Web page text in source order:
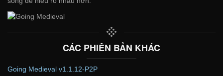
CÁC PHIÊN BẢN KHÁC
Going Medieval v1.1.12-P2P